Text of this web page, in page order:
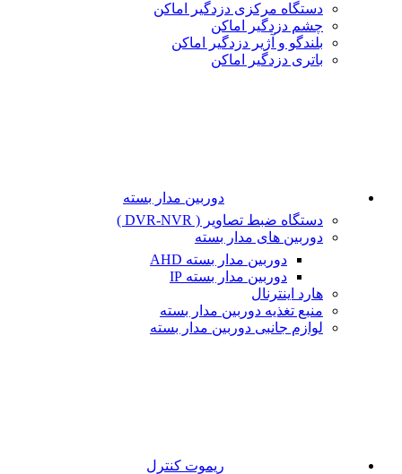
دستگاه مرکزی دزدگیر اماکن
چشم دزدگیر اماکن
بلندگو و آژیر دزدگیر اماکن
باتری دزدگیر اماکن
دوربین مدار بسته
دستگاه ضبط تصاویر ( DVR-NVR )
دوربین های مدار بسته
دوربین مدار بسته AHD
دوربین مدار بسته IP
هارد اینترنال
منبع تغذیه دوربین مدار بسته
لوازم جانبی دوربین مدار بسته
ریموت کنترل